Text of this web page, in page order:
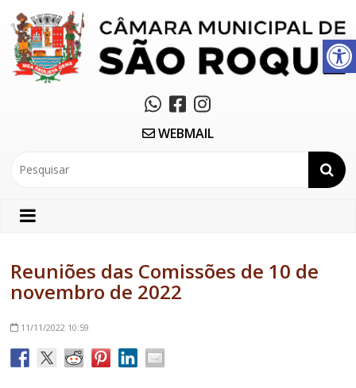
Abrir a barra de ferramentas
WEBMAIL
Reuniões das Comissões de 10 de
novembro de 2022
11/11/2022 10:59